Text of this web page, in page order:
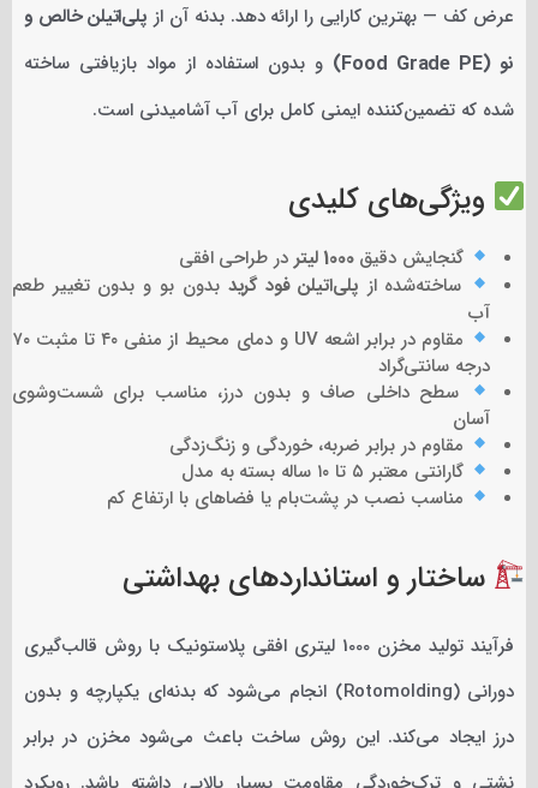
عرض کف — بهترین کارایی را ارائه دهد. بدنه آن از پلی‌اتیلن خالص و
نو (Food Grade PE)
و بدون استفاده از مواد بازیافتی ساخته
شده که تضمین‌کننده ایمنی کامل برای آب آشامیدنی است.
ویژگی‌های کلیدی
گنجایش دقیق1000 لیتر
در طراحی افقی
ساخته‌شده از پلی‌اتیلن فود گرید بدون بو و بدون تغییر طعم
آب
مقاوم در برابر اشعه UV و دمای محیط از منفی ۴۰ تا مثبت ۷۰
درجه سانتی‌گراد
سطح داخلی صاف و بدون درز، مناسب برای شست‌وشوی
آسان
مقاوم در برابر ضربه، خوردگی و زنگ‌زدگی
گارانتی معتبر ۵ تا ۱۰ ساله بسته به مدل
مناسب نصب در پشت‌بام یا فضاهای با ارتفاع کم
ساختار و استانداردهای بهداشتی
فرآیند تولید مخزن 1000 لیتری افقی پلاستونیک با روش قالب‌گیری
دورانی (Rotomolding) انجام می‌شود که بدنه‌ای یکپارچه و بدون
درز ایجاد می‌کند. این روش ساخت باعث می‌شود مخزن در برابر